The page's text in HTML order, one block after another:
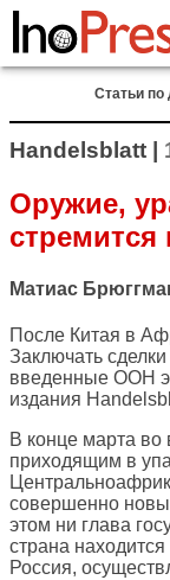
Статьи по
Handelsblatt |
Оружие,
Матиас
После Китая в
Заключать
введенные ООН
издания
В конце марта во
приходящим в
совершенно
этом ни глава
страна
Россия,